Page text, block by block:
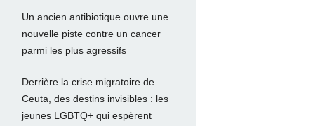
Un ancien antibiotique ouvre une
nouvelle piste contre un cancer
parmi les plus agressifs
Derrière la crise migratoire de
Ceuta, des destins invisibles : les
jeunes LGBTQ+ qui espèrent